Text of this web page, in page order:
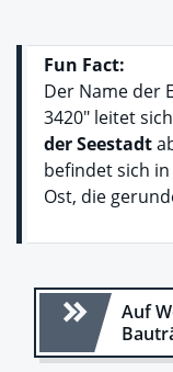
Fun Fact:
Der Name der
3420" leitet
der Seestadt
befindet sich in
Ost, die
Auf